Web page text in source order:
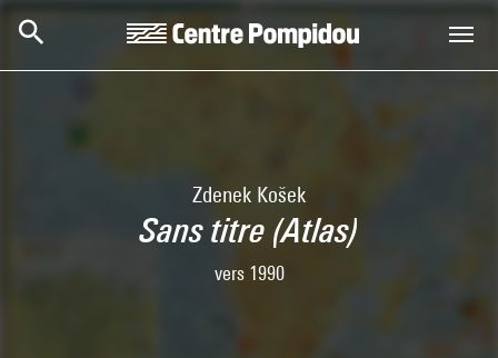
Centre Pompidou
Zdenek Košek
Sans titre (Atlas)
vers 1990